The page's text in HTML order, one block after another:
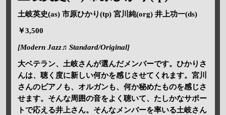
土岐英史(as) 市原ひかり(tp) 宮川純(org) 井上功一(ds)
￥3,500
[Modern Jazz♬Standard/Original]
大ベテラン、土岐さんが選んだメンバーです。ひかりさ
んは、聴く度に新しい何かを感じさせてくれます。宮川
さんのピアノも、オルガンも、何か秘めたものを感じさ
せます。そんな周囲の音をよく聴いて、たしかなサポー
トで応える井上さん。そんなメンバーを率いる土岐さん